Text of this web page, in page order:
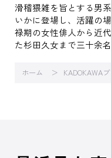
滑稽猥雑を旨とする男
いかに登場し、活躍の
禄期の女性俳人から近
た杉田久女まで三十余
ホーム KADOKAWA